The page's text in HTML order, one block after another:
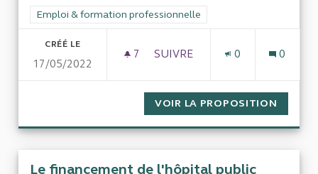
Filtrer les résultats de la catégorie : Emploi & formation
Emploi & formation professionnelle
CRÉÉ LE
17/05/2022
7 7 ABONNÉS
SUIVRE
0 0
VOIR LA PROPOSITION
Le financement de l'hôpital public